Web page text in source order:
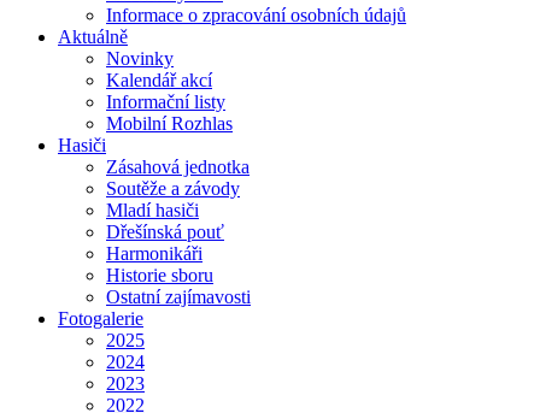
Informace o zpracování osobních údajů
Aktuálně
Novinky
Kalendář akcí
Informační listy
Mobilní Rozhlas
Hasiči
Zásahová jednotka
Soutěže a závody
Mladí hasiči
Dřešínská pouť
Harmonikáři
Historie sboru
Ostatní zajímavosti
Fotogalerie
2025
2024
2023
2022